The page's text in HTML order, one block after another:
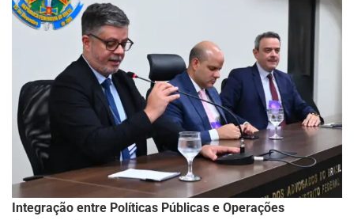
Integração entre Políticas Públicas e Operações